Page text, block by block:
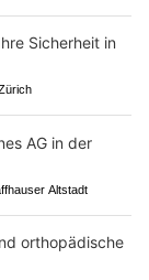
Altstadt